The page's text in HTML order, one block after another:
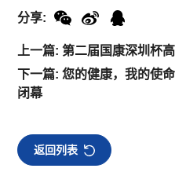
上一篇: 第二届国康深圳杯
下一篇: 您的健康，我的使
闭幕
分享:
返回列表